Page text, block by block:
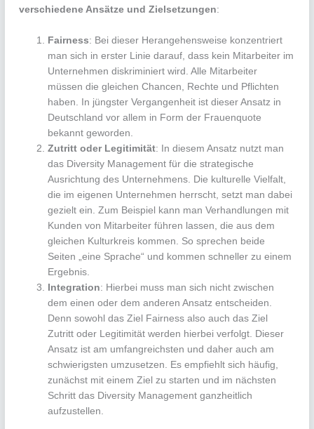
verschiedene Ansätze und Zielsetzungen:
Fairness: Bei dieser Herangehensweise konzentriert
man sich in erster Linie darauf, dass kein Mitarbeiter im
Unternehmen diskriminiert wird. Alle Mitarbeiter
müssen die gleichen Chancen, Rechte und Pflichten
haben. In jüngster Vergangenheit ist dieser Ansatz in
Deutschland vor allem in Form der Frauenquote
bekannt geworden.
Zutritt oder Legitimität: In diesem Ansatz nutzt man
das Diversity Management für die strategische
Ausrichtung des Unternehmens. Die kulturelle Vielfalt,
die im eigenen Unternehmen herrscht, setzt man dabei
gezielt ein. Zum Beispiel kann man Verhandlungen mit
Kunden von Mitarbeiter führen lassen, die aus dem
gleichen Kulturkreis kommen. So sprechen beide
Seiten „eine Sprache“ und kommen schneller zu einem
Ergebnis.
Integration: Hierbei muss man sich nicht zwischen
dem einen oder dem anderen Ansatz entscheiden.
Denn sowohl das Ziel Fairness also auch das Ziel
Zutritt oder Legitimität werden hierbei verfolgt. Dieser
Ansatz ist am umfangreichsten und daher auch am
schwierigsten umzusetzen. Es empfiehlt sich häufig,
zunächst mit einem Ziel zu starten und im nächsten
Schritt das Diversity Management ganzheitlich
aufzustellen.